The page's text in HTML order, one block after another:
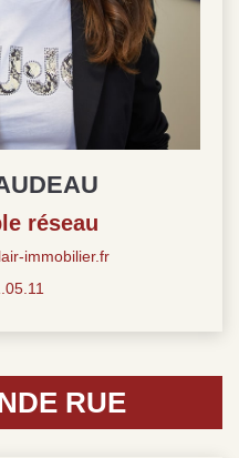
réseau
immobilier.fr
RUE